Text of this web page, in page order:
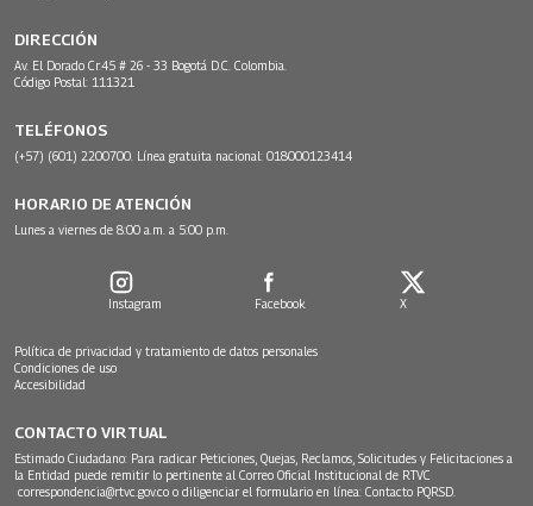
DIRECCIÓN
Av. El Dorado Cr.45 # 26 - 33 Bogotá D.C. Colombia.
Código Postal: 111321
TELÉFONOS
(+57) (601) 2200700. Línea gratuita nacional: 018000123414
HORARIO DE ATENCIÓN
Lunes a viernes de 8:00 a.m. a 5:00 p.m.
Instagram Facebook X
Política de privacidad y tratamiento de datos personales
Condiciones de uso
Accesibilidad
CONTACTO VIRTUAL
Estimado Ciudadano: Para radicar Peticiones, Quejas, Reclamos, Solicitudes y Felicitaciones a
la Entidad puede remitir lo pertinente al Correo Oficial Institucional de RTVC
correspondencia@rtvc.gov.co o diligenciar el formulario en línea: Contacto PQRSD.